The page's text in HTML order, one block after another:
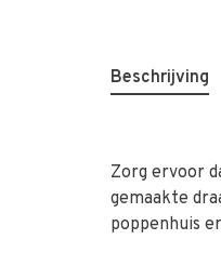
Beschrijving
Zorg ervoor
gemaakte
poppenhuis